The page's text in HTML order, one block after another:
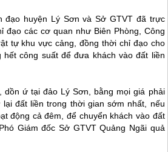
đạo huyện Lý Sơn và Sở GTVT đã trực
đạo các cơ quan như Biên Phòng, Công
tự khu vực cảng, đồng thời chỉ đạo cho
hết công suất để đưa khách vào đất liền
dồn ứ tạiđảo Lý Sơn , bằng mọi giá phải
đất liền trong thời gian sớm nhất, nếu
động cả đêm, để chuyển khách vào đất
Giám đốc Sở GTVT Quảng Ngãi quả